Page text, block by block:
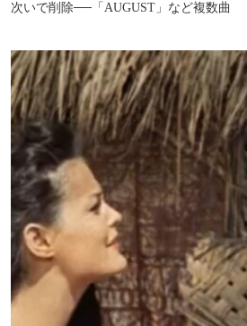
次いで削除──「AUGUST」など複数曲